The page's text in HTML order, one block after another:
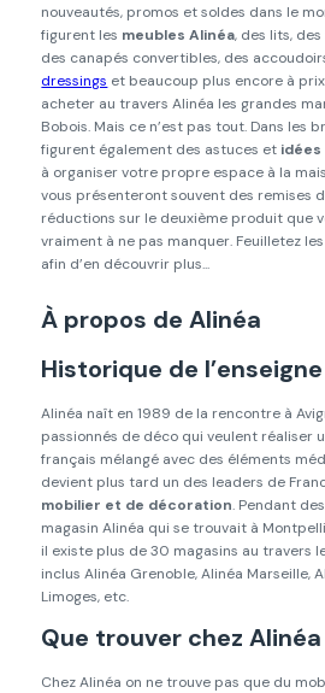
nouveautés, promos et soldes dans le
figurent les meubles Alinéa, des lits,
des canapés convertibles, des
dressings et beaucoup plus encore à
acheter au travers Alinéa les grandes
Bobois. Mais ce n’est pas tout. Dans les
figurent également des astuces et
à organiser votre propre espace à la
vous présenteront souvent des remises
réductions sur le deuxième produit que
vraiment à ne pas manquer. Feuilletez
afin d’en découvrir plus...
À propos de Alinéa
Historique de l’enseigne
Alinéa naît en 1989 de la rencontre à
passionnés de déco qui veulent réaliser
français mélangé avec des éléments
devient plus tard un des leaders de
mobilier et de décoration. Pendant
magasin Alinéa qui se trouvait à
il existe plus de 30 magasins au travers
inclus Alinéa Grenoble, Alinéa Marseille,
Limoges, etc.
Que trouver chez Alinéa
Chez Alinéa on ne trouve pas que du